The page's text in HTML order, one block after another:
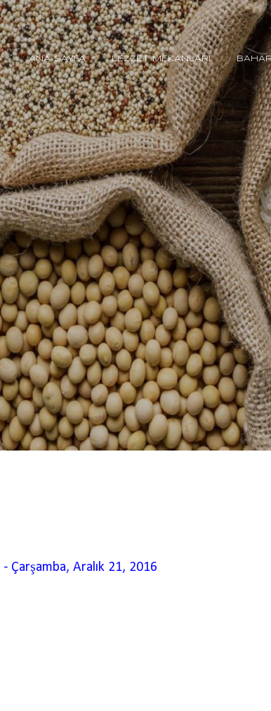
Ana içeriğe atla
ANA SAYFA LEZZET MEKANLARI
- Çarşamba, Aralık 21, 2016